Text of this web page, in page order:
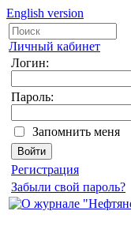
English version
Личный кабинет
Логин:
Пароль:
Запомнить меня
Регистрация
Забыли свой пароль?